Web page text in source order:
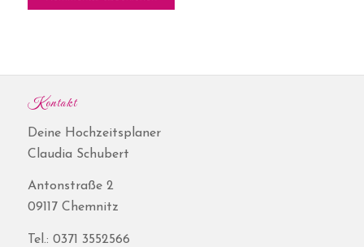
Kontakt
Deine Hochzeitsplaner
Claudia Schubert
Antonstraße 2
09117 Chemnitz
Tel.: 0371 3552566